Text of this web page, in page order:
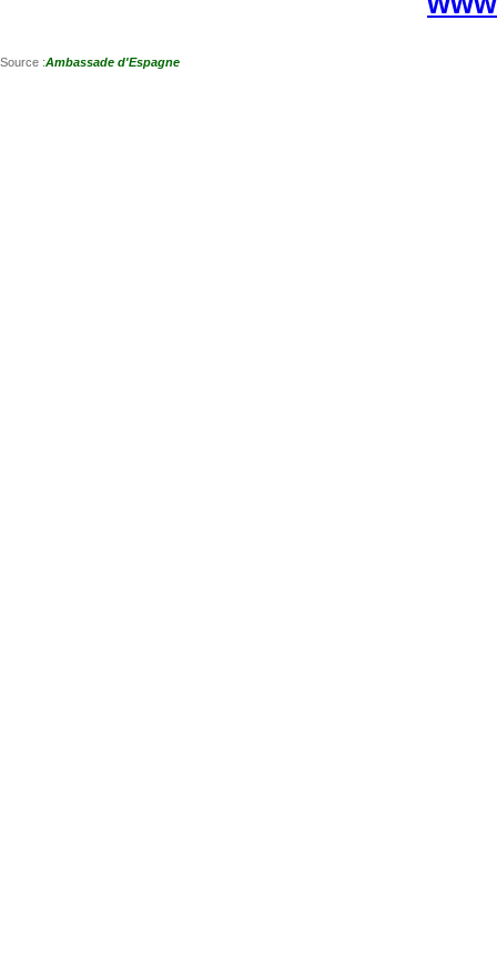
Source :Ambassade d'Espagne